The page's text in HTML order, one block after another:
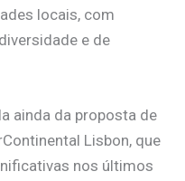
locais, com
e de
ainda da proposta de
Lisbon, que
nos últimos